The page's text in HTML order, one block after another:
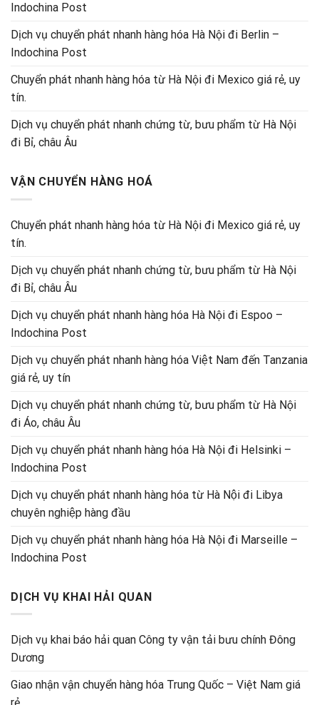
Indochina Post
Dịch vụ chuyển phát nhanh hàng hóa Hà Nội đi Berlin –
Indochina Post
Chuyển phát nhanh hàng hóa từ Hà Nội đi Mexico giá rẻ, uy
tín.
Dịch vụ chuyển phát nhanh chứng từ, bưu phẩm từ Hà Nội
đi Bỉ, châu Âu
VẬN CHUYỂN HÀNG HOÁ
Chuyển phát nhanh hàng hóa từ Hà Nội đi Mexico giá rẻ, uy
tín.
Dịch vụ chuyển phát nhanh chứng từ, bưu phẩm từ Hà Nội
đi Bỉ, châu Âu
Dịch vụ chuyển phát nhanh hàng hóa Hà Nội đi Espoo –
Indochina Post
Dịch vụ chuyển phát nhanh hàng hóa Việt Nam đến Tanzania
giá rẻ, uy tín
Dịch vụ chuyển phát nhanh chứng từ, bưu phẩm từ Hà Nội
đi Áo, châu Âu
Dịch vụ chuyển phát nhanh hàng hóa Hà Nội đi Helsinki –
Indochina Post
Dịch vụ chuyển phát nhanh hàng hóa từ Hà Nội đi Libya
chuyên nghiệp hàng đầu
Dịch vụ chuyển phát nhanh hàng hóa Hà Nội đi Marseille –
Indochina Post
DỊCH VỤ KHAI HẢI QUAN
Dịch vụ khai báo hải quan Công ty vận tải bưu chính Đông
Dương
Giao nhận vận chuyển hàng hóa Trung Quốc – Việt Nam giá